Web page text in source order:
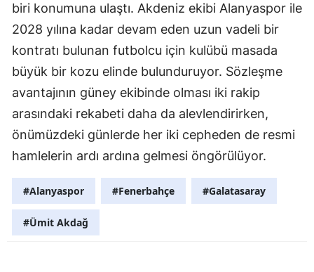
biri konumuna ulaştı. Akdeniz ekibi Alanyaspor ile
2028 yılına kadar devam eden uzun vadeli bir
kontratı bulunan futbolcu için kulübü masada
büyük bir kozu elinde bulunduruyor. Sözleşme
avantajının güney ekibinde olması iki rakip
arasındaki rekabeti daha da alevlendirirken,
önümüzdeki günlerde her iki cepheden de resmi
hamlelerin ardı ardına gelmesi öngörülüyor.
#Alanyaspor #Fenerbahçe #Galatasaray
#Ümit Akdağ